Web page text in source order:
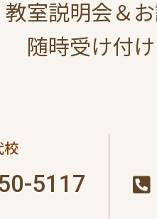
教室説明会＆
随時受け付
校
5117